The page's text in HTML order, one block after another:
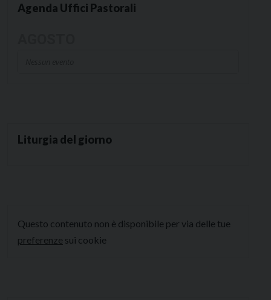
Agenda Uffici Pastorali
Liturgia del giorno
Questo contenuto non è disponibile per via delle tue
preferenze sui cookie